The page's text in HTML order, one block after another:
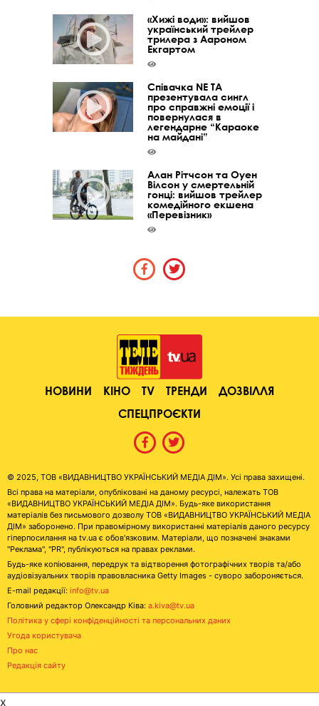
«Хижі води»: вийшов
український трейлер
трилера з Аароном
Екгартом
Співачка NE TA
презентувала сингл
про справжні емоції і
повернулася в
легендарне “Караоке
на майдані”
Алан Рітчсон та Оуен
Вілсон у смертельній
гонці: вийшов трейлер
комедійного екшена
«Перевізник»
НОВИНИ КІНО TV ТРЕНДИ
ДОЗВІЛЛЯ
СПЕЦПРОЄКТИ
© 2025, ТОВ «ВИДАВНИЦТВО УКРАЇНСЬКИЙ МЕДІА ДІМ». Усі права захищені.
Всі права на матеріали, опубліковані на даному ресурсі, належать ТОВ
«ВИДАВНИЦТВО УКРАЇНСЬКИЙ МЕДІА ДІМ». Будь-яке використання
матеріалів без письмового дозволу ТОВ «ВИДАВНИЦТВО УКРАЇНСЬКИЙ МЕДІА
ДІМ» заборонено. При правомірному використанні матеріалів даного ресурсу
гіперпосилання на tv.ua є обов'язковим. Матеріали, що позначені знаками
"Реклама", "PR", публікуються на правах реклами.
Будь-яке копіювання, передрук та відтворення фотографічних творів та/або
аудіовізуальних творів правовласника Getty Images - суворо забороняється.
E-mail редакції: info@tv.ua
Головний редактор Олександр Ківа: a.kiva@tv.ua
Політика у сфері конфіденційності та персональних даних
Угода користувача
Про нас
Редакція сайту
x